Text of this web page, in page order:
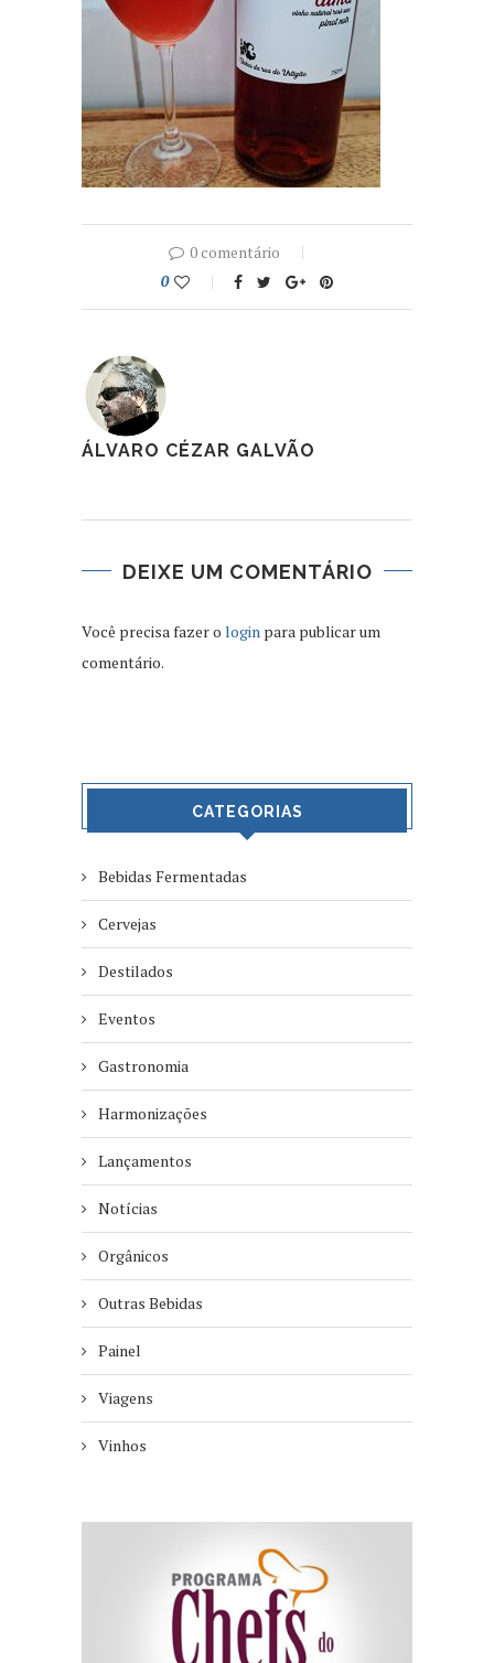
0 comentário
0
ÁLVARO CÉZAR GALVÃO
DEIXE UM COMENTÁRIO
Você precisa fazer o login para publicar um
comentário.
CATEGORIAS
Bebidas Fermentadas
Cervejas
Destilados
Eventos
Gastronomia
Harmonizações
Lançamentos
Notícias
Orgânicos
Outras Bebidas
Painel
Viagens
Vinhos